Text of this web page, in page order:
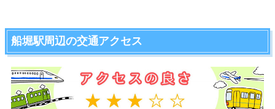
船堀駅周辺の交通アクセス